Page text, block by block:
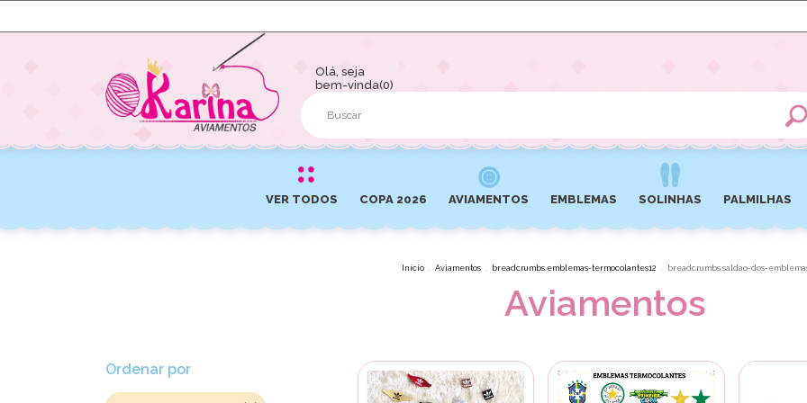
Olá, seja
bem-vinda(0)
VER TODOS COPA 2026 AVIAMENTOS EMBLEMAS SOLINHAS PALMILHAS
Início . Aviamentos . breadcrumbs.emblemas-termocolantes12 . breadcrumbs.saldao-dos-
Aviamentos
Ordenar por